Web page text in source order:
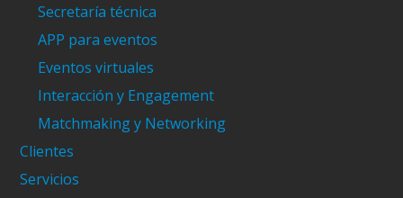
Secretaría técnica
APP para eventos
Eventos virtuales
Interacción y Engagement
Matchmaking y Networking
Clientes
Servicios